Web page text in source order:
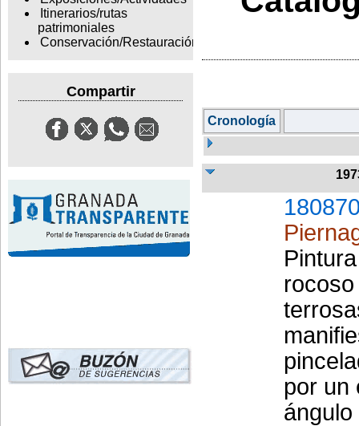
Itinerarios/rutas
patrimoniales
Conservación/Restauración
Compartir
Cronología
por un